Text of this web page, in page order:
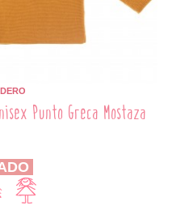
Punto Greca Mostaza